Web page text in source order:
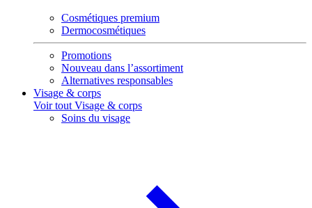
Cosmétiques premium
Dermocosmétiques
Promotions
Nouveau dans l’assortiment
Alternatives responsables
Visage & corps
Voir tout Visage & corps
Soins du visage